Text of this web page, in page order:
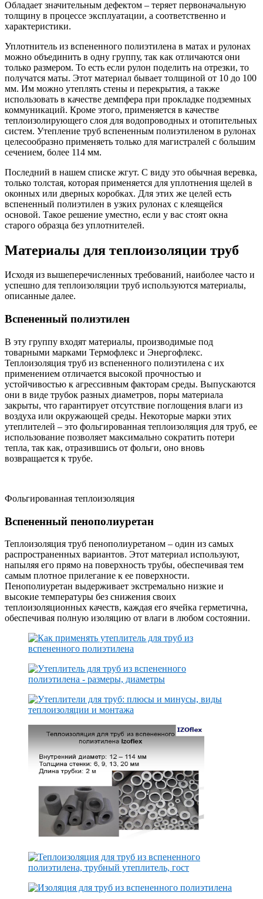
Обладает значительным дефектом – теряет первоначальную
толщину в процессе эксплуатации, а соответственно и
характеристики.
Уплотнитель из вспененного полиэтилена в матах и рулонах
можно объединить в одну группу, так как отличаются они
только размером. То есть если рулон поделить на отрезки, то
получатся маты. Этот материал бывает толщиной от 10 до 100
мм. Им можно утеплять стены и перекрытия, а также
использовать в качестве демпфера при прокладке подземных
коммуникаций. Кроме этого, применяется в качестве
теплоизолирующего слоя для водопроводных и отопительных
систем. Утепление труб вспененным полиэтиленом в рулонах
целесообразно применяеть только для магистралей с большим
сечением, более 114 мм.
Последний в нашем списке жгут. С виду это обычная веревка,
только толстая, которая применяется для уплотнения щелей в
оконных или дверных коробках. Для этих же целей есть
вспененный полиэтилен в узких рулонах с клеящейся
основой. Такое решение уместно, если у вас стоят окна
старого образца без уплотнителей.
Материалы для теплоизоляции труб
Исходя из вышеперечисленных требований, наиболее часто и
успешно для теплоизоляции труб используются материалы,
описанные далее.
Вспененный полиэтилен
В эту группу входят материалы, производимые под
товарными марками Термофлекс и Энергофлекс.
Теплоизоляция труб из вспененного полиэтилена с их
применением отличается высокой прочностью и
устойчивостью к агрессивным факторам среды. Выпускаются
они в виде трубок разных диаметров, поры материала
закрыты, что гарантирует отсутствие поглощения влаги из
воздуха или окружающей среды. Некоторые марки этих
утеплителей – это фольгированная теплоизоляция для труб, ее
использование позволяет максимально сократить потери
тепла, так как, отразившись от фольги, оно вновь
возвращается к трубе.
Фольгированная теплоизоляция
Вспененный пенополиуретан
Теплоизоляция труб пенополиуретаном – один из самых
распространенных вариантов. Этот материал используют,
напыляя его прямо на поверхность трубы, обеспечивая тем
самым плотное прилегание к ее поверхности.
Пенополиуретан выдерживает экстремально низкие и
высокие температуры без снижения своих
теплоизоляционных качеств, каждая его ячейка герметична,
обеспечивая полную изоляцию от влаги в любом состоянии.